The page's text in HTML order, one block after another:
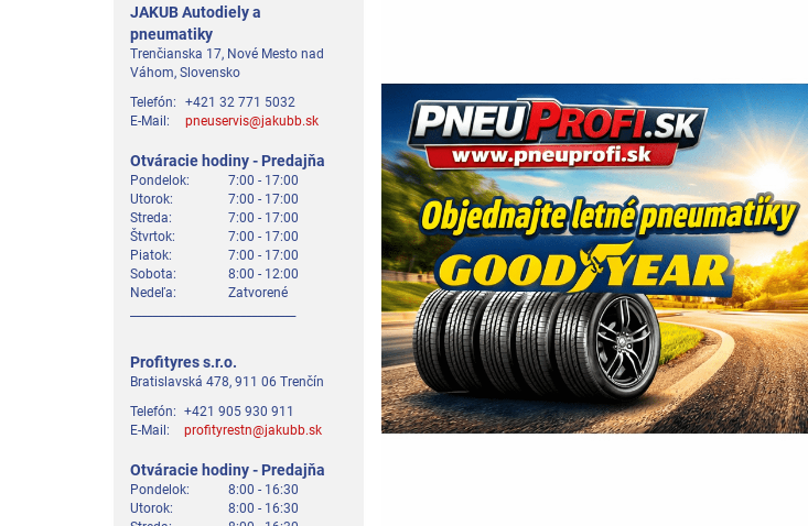
JAKUB Autodiely a
pneumatiky
Trenčianska 17, Nové Mesto nad
Váhom, Slovensko
Telefón:
+421 32 771 5032
E-Mail:
pneuservis@jakubb.sk
Otváracie hodiny - Predajňa
Pondelok:
7:00 - 17:00
Utorok:
7:00 - 17:00
Streda:
7:00 - 17:00
Štvrtok:
7:00 - 17:00
Piatok:
7:00 - 17:00
Sobota:
8:00 - 12:00
Nedeľa:
Zatvorené
Profityres s.r.o.
Bratislavská 478, 911 06 Trenčín
Telefón: +421 905 930 911
E-Mail:
profityrestn@jakubb.sk
Otváracie hodiny - Predajňa
Pondelok:
8:00 - 16:30
Utorok:
8:00 - 16:30